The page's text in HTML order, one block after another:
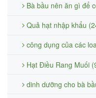
Bà bầu nên ăn gì để
Quả hạt nhập khẩu
công dụng của các
Hạt Điều Rang Muối
dinh dưỡng cho bà